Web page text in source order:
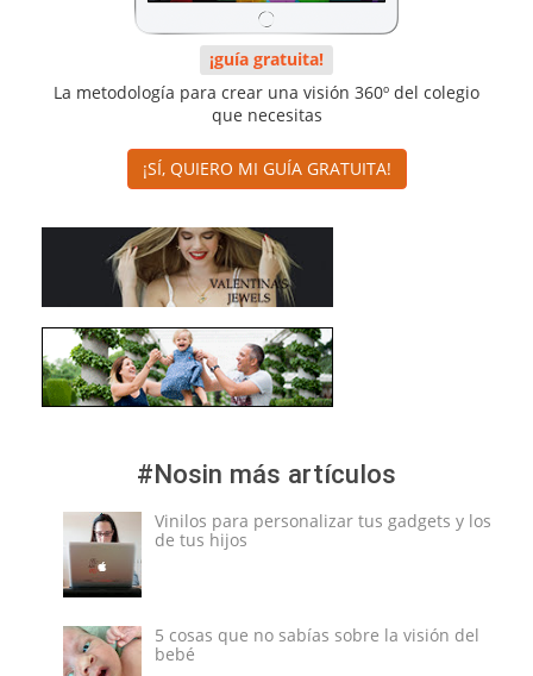
¡guía gratuita!
La metodología para crear una visión 360º del colegio
que necesitas
¡SÍ, QUIERO MI GUÍA GRATUITA!
#Nosin más artículos
Vinilos para personalizar tus gadgets y los
de tus hijos
5 cosas que no sabías sobre la visión del
bebé